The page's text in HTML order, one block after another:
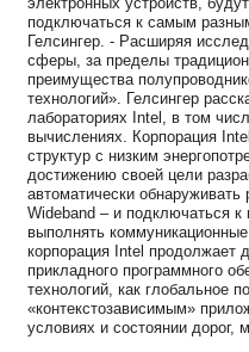
подключаться к самым
Гелсингер. - Расширяя
сферы, за пределы
преимущества
технологий». Гелсингер
лабораториях Intel, в том
вычислениях. Корпорация
структур с низким
достижению своей цели
автоматически
Wideband – и подключаться к
выполнять
корпорация Intel продолжает
прикладного программного
технологий, как глобальное
«контекстозависимым»
условиях и состоянии